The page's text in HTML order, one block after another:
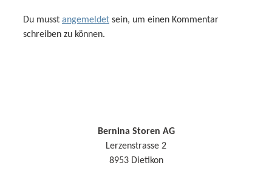
Du musst angemeldet sein, um einen Kommentar
schreiben zu können.
Bernina Storen AG
Lerzenstrasse 2
8953 Dietikon